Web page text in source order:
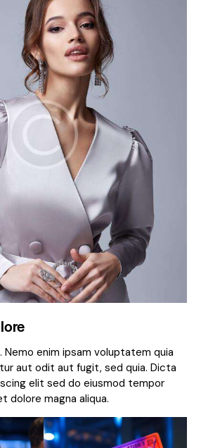
enim ipsam voluptatem quia
aut odit aut fugit, sed quia. Dicta
elit sed do eiusmod tempor
dolore magna aliqua.